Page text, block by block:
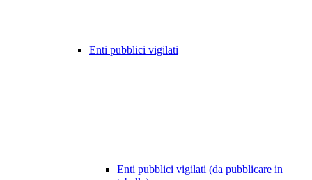
Enti pubblici vigilati
Enti pubblici vigilati (da pubblicare in